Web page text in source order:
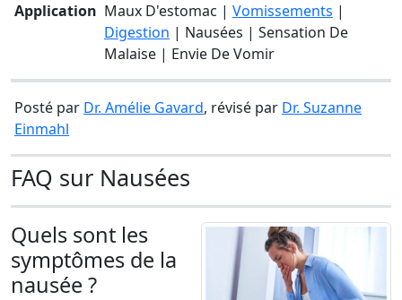
Application Maux D'estomac | Vomissements |
Digestion | Nausées | Sensation De
Malaise | Envie De Vomir
Posté par Dr. Amélie Gavard, révisé par Dr. Suzanne
Einmahl
FAQ sur Nausées
Quels sont les
symptômes de la
nausée ?